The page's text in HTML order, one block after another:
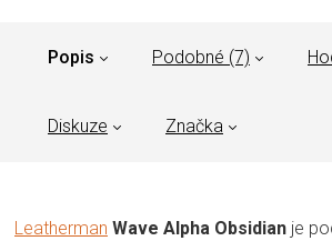
Popis Podobné (7)
Diskuze Značka
Leatherman Wave Alpha Obsidian je